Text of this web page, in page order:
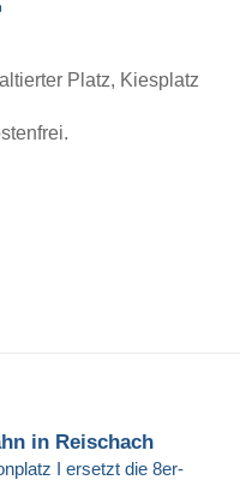
Platz, Kiesplatz
in Reischach
I ersetzt die 8er-